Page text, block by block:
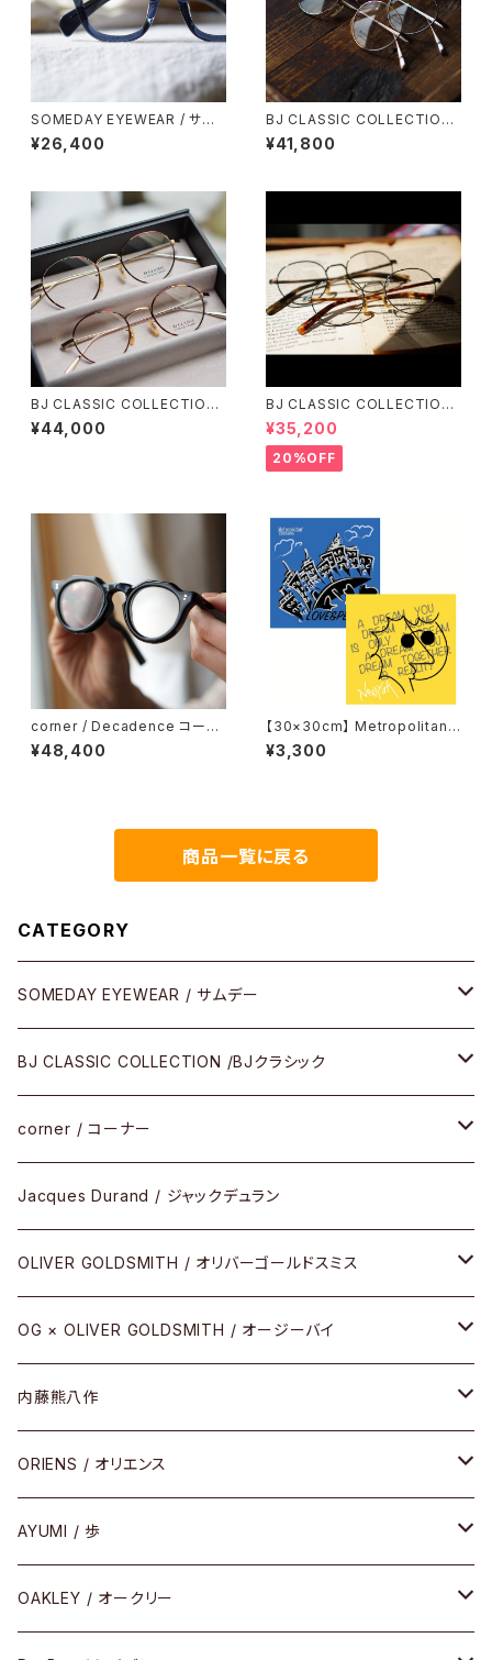
SOMEDAY EYEWEAR / サム
デー パリジャン SD-002 正視
堂 オリジナル
¥26,400
BJ CLASSIC COLLECTION
PREM-114BNT ボストン BJク
ラシック
¥41,800
BJ CLASSIC COLLECTION
PREM-114BSNT スモールサイ
ズ BJクラシック
¥44,000
BJ CLASSIC COLLECTION
¥35,200
20%OFF
corner / Decadence コーナ
ー デカダンス <orner
¥48,400
【30×30cm】 Metropolitan
Crossbottle メトロポリタンク
ロスボトル MCB330 / MCB O
¥3,300
商品一覧に戻る
CATEGORY
SOMEDAY EYEWEAR / サムデー
メガネ
サングラス
アパレル
その他
BJ CLASSIC COLLECTION /BJクラシック
CELLULOID（CRAFTSMAN EDITION）
SHINBARI（CRAFTSMAN EDITION）
URUSHI（CRAFTSMAN EDITION）
REVIVAL EDITION
HEAVY EDITION
COMBI （コンビシリーズ）
PREMIUM（プレミアムシリーズ）
PLASTIC（プラスティックシリーズ）
corner / コーナー
リサーチシリーズ
サブリメイションシリーズ
Jacques Durand / ジャックデュラン
OLIVER GOLDSMITH / オリバーゴールドスミス
メタル
セル
コンビ
OG × OLIVER GOLDSMITH / オージーバイ
メタル
セル
コンビ
内藤熊八作
セル
メタル
コンビ
ORIENS / オリエンス
セルフレーム
メタルフレーム
AYUMI / 歩
セルフレーム
OAKLEY / オークリー